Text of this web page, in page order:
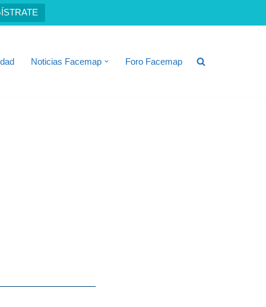
Noticias Facemap Foro Facemap